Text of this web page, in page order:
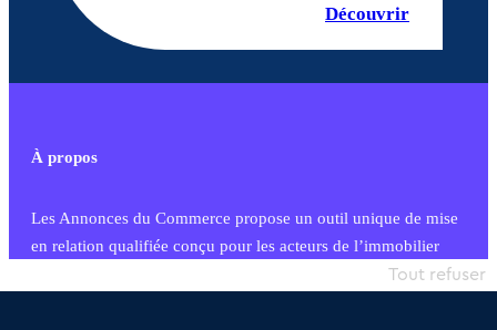
Découvrir
À propos
Les Annonces du Commerce propose un outil unique de mise
en relation qualifiée conçu pour les acteurs de l’immobilier
commercial et les collectivités territoriales, simple et intégrant
Tout refuser